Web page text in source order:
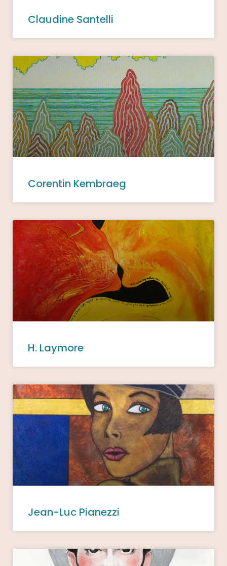
Claudine Santelli
Corentin Kembraeg
H. Laymore
Jean-Luc Pianezzi